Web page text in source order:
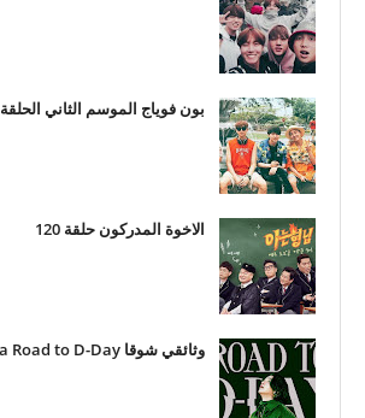
بون فوياج الموسم الثاني الحلقة 1 مترجمة للعربية
الاخوة المدركون حلقة 120
وثائقي شوقا Suga Road to D-Day مترجم للعربية